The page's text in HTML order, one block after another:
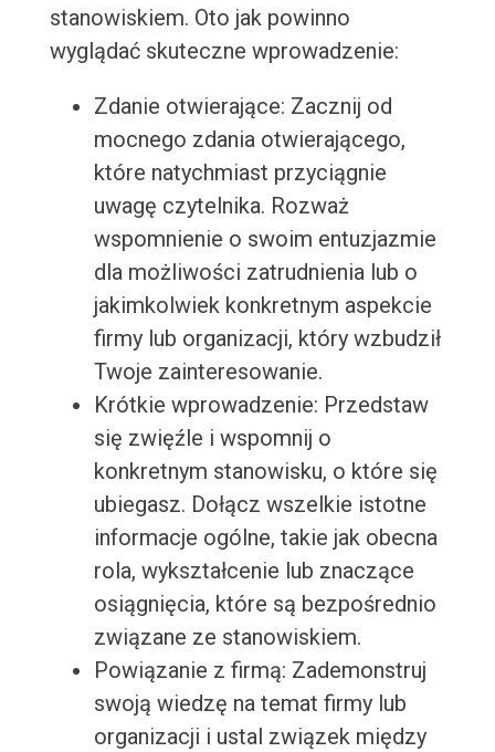
stanowiskiem. Oto jak powinno
wyglądać skuteczne wprowadzenie:
Zdanie otwierające: Zacznij od
mocnego zdania otwierającego,
które natychmiast przyciągnie
uwagę czytelnika. Rozważ
wspomnienie o swoim entuzjazmie
dla możliwości zatrudnienia lub o
jakimkolwiek konkretnym aspekcie
firmy lub organizacji, który wzbudził
Twoje zainteresowanie.
Krótkie wprowadzenie: Przedstaw
się zwięźle i wspomnij o
konkretnym stanowisku, o które się
ubiegasz. Dołącz wszelkie istotne
informacje ogólne, takie jak obecna
rola, wykształcenie lub znaczące
osiągnięcia, które są bezpośrednio
związane ze stanowiskiem.
Powiązanie z firmą: Zademonstruj
swoją wiedzę na temat firmy lub
organizacji i ustal związek między